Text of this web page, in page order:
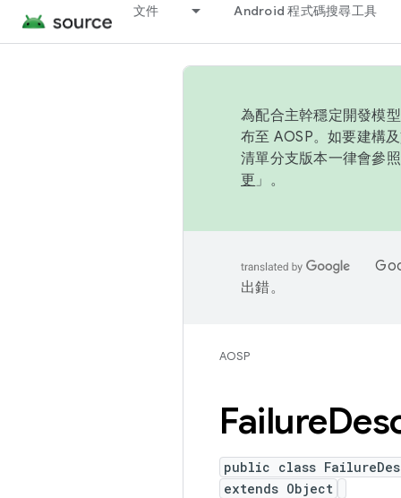
文件 Android 程式碼搜尋工具
為配合主幹穩定開發模
布至 AOSP。如要建構
清單分支版本一律會參
更 」。
出錯。
AOSP
Failure
public class
extends Object